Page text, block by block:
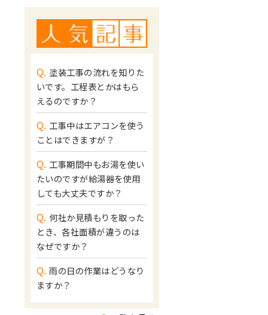
Q. 塗装工事の流れを知りた
いです。工程表とかはもら
えるのですか？
Q. 工事中はエアコンを使う
ことはできますが？
Q. 工事期間中もお湯を使い
たいのですが給湯器を使用
しても大丈夫ですか？
Q. 何社か見積もりを取った
とき、各社面積が違うのは
なぜですか？
Q.雨の日の作業はどうなり
ますか？